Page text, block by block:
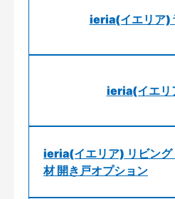
ieria(イエリア)
ieria(イエリ
ieria(イエリア) リビング
材 開き戸オプション